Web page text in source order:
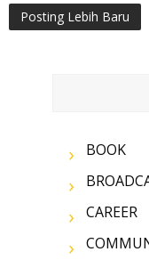
Posting Lebih Baru
BOOK
CAREER